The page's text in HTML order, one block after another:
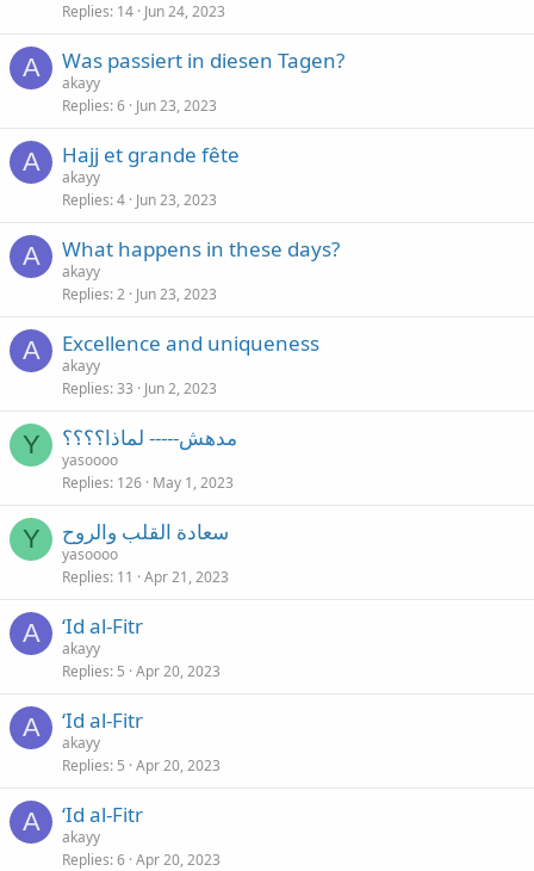
Replies 14 Jun 24, 2023
A Was passiert in diesen Tagen?
akayy
Replies 6 Jun 23, 2023
A Hajj et grande fête
akayy
Replies 4 Jun 23, 2023
A What happens in these days?
akayy
Replies 2 Jun 23, 2023
A Excellence and uniqueness
akayy
Replies 33 Jun 2, 2023
Y مدهش----- لماذا؟؟؟؟
yasoooo
Replies 126 May 1, 2023
Y سعادة القلب والروح
yasoooo
Replies 11 Apr 21, 2023
A ‘Id al-Fitr
akayy
Replies 5 Apr 20, 2023
A ‘Id al-Fitr
akayy
Replies 5 Apr 20, 2023
A ‘Id al-Fitr
akayy
Replies 6 Apr 20, 2023